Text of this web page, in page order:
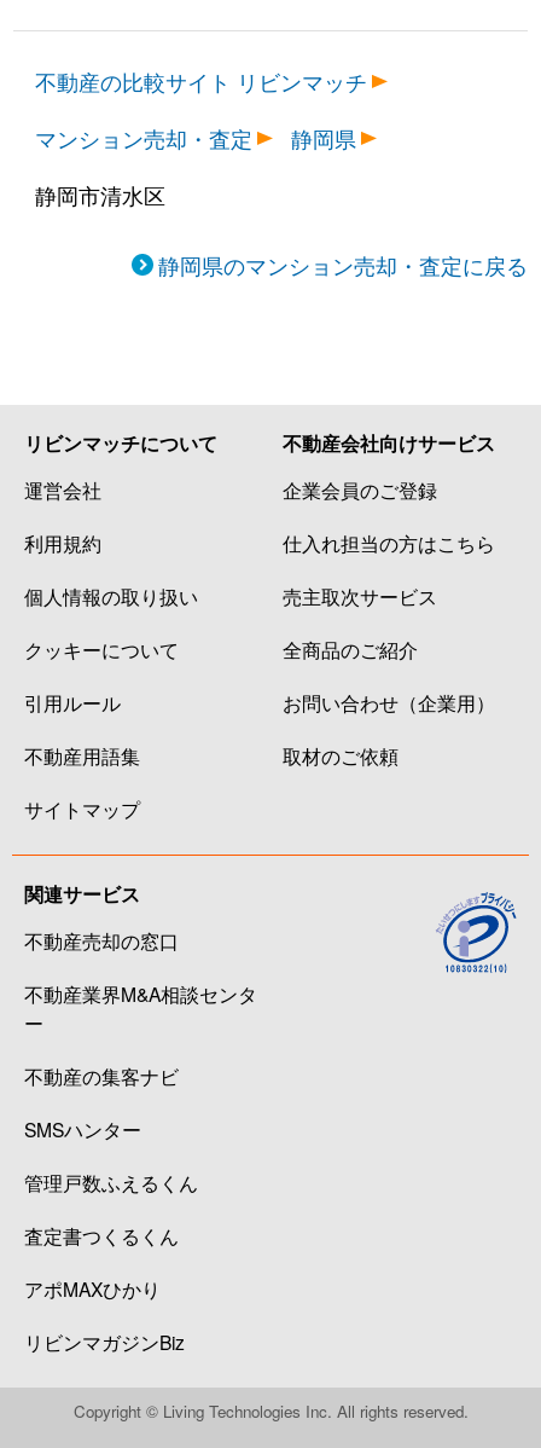
不動産の比較サイト リビンマッチ
マンション売却・査定
静岡県
静岡市清水区
静岡県のマンション売却・査定に戻る
リビンマッチについて
運営会社
利用規約
個人情報の取り扱い
クッキーについて
引用ルール
不動産用語集
サイトマップ
不動産会社向けサービス
企業会員のご登録
仕入れ担当の方はこちら
売主取次サービス
全商品のご紹介
お問い合わせ（企業用）
取材のご依頼
関連サービス
不動産売却の窓口
不動産業界M&A相談センタ
ー
不動産の集客ナビ
SMSハンター
管理戸数ふえるくん
査定書つくるくん
アポMAXひかり
リビンマガジンBiz
Copyright © Living Technologies Inc. All rights reserved.